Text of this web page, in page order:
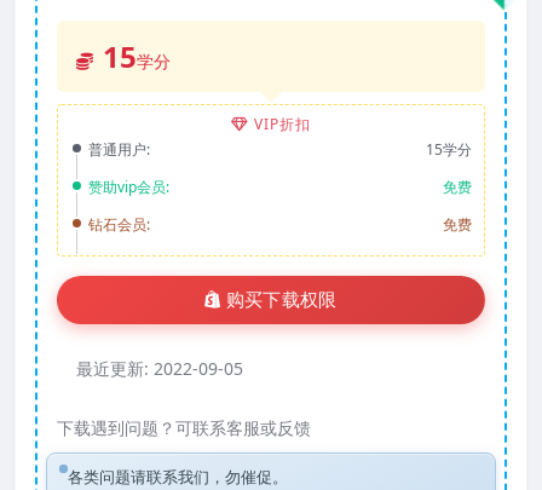
15学分
VIP折扣
普通用户:
15学分
赞助vip会员:
免费
钻石会员:
免费
购买下载权限
最近更新: 2022-09-05
下载遇到问题？可联系客服或反馈
各类问题请联系我们，勿催促。